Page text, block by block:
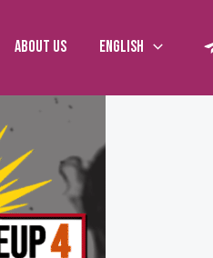
About us English